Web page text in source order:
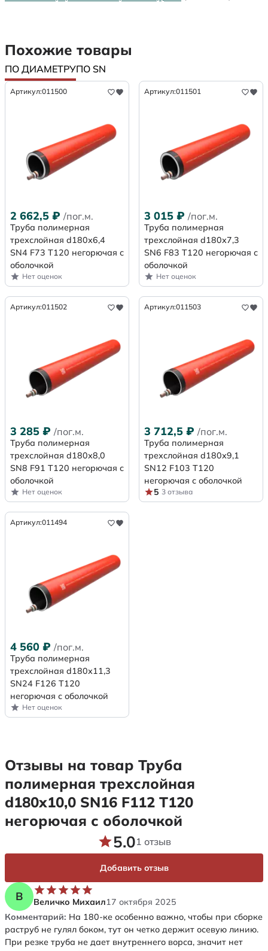
Похожие товары
ПО ДИАМЕТРУПО SN
Артикул:011500
2 662,5 ₽ /пог.м.
Труба полимерная
трехслойная d180х6,4
SN4 F73 Т120 негорючая с
оболочкой
Нет оценок
Артикул:011501
3 015 ₽ /пог.м.
Труба полимерная
трехслойная d180х7,3
SN6 F83 Т120 негорючая с
оболочкой
Нет оценок
Артикул:011502
3 285 ₽ /пог.м.
Труба полимерная
трехслойная d180х8,0
SN8 F91 Т120 негорючая с
оболочкой
Нет оценок
Артикул:011503
3 712,5 ₽ /пог.м.
Труба полимерная
трехслойная d180х9,1
SN12 F103 Т120
негорючая с оболочкой
5 3 отзыва
Артикул:011494
4 560 ₽ /пог.м.
Труба полимерная
трехслойная d180х11,3
SN24 F126 Т120
негорючая с оболочкой
Нет оценок
Отзывы на товар Труба
полимерная трехслойная
d180х10,0 SN16 F112 Т120
негорючая с оболочкой
В Величко Михаил17 октября 2025
Комментарий: На 180-ке особенно важно, чтобы при сборке
раструб не гулял боком, тут он четко держит осевую линию.
При резке труба не дает внутреннего ворса, значит нет
5.01 отзыв
Добавить отзыв